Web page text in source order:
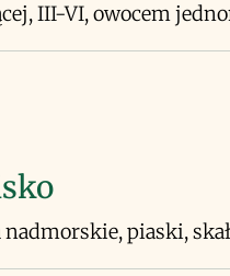
III-VI, owocem
piaski,